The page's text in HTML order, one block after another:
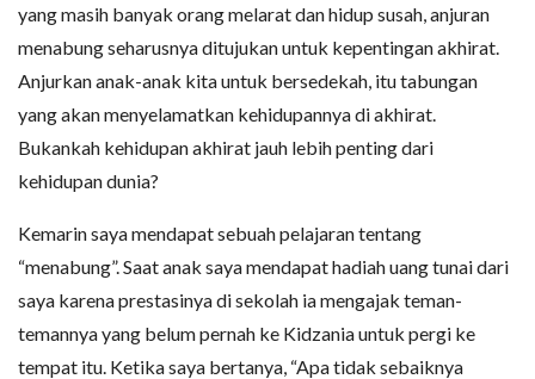
yang masih banyak orang melarat dan hidup susah, anjuran
menabung seharusnya ditujukan untuk kepentingan akhirat.
Anjurkan anak-anak kita untuk bersedekah, itu tabungan
yang akan menyelamatkan kehidupannya di akhirat.
Bukankah kehidupan akhirat jauh lebih penting dari
kehidupan dunia?
Kemarin saya mendapat sebuah pelajaran tentang
“menabung”. Saat anak saya mendapat hadiah uang tunai dari
saya karena prestasinya di sekolah ia mengajak teman-
temannya yang belum pernah ke Kidzania untuk pergi ke
tempat itu. Ketika saya bertanya, “Apa tidak sebaiknya